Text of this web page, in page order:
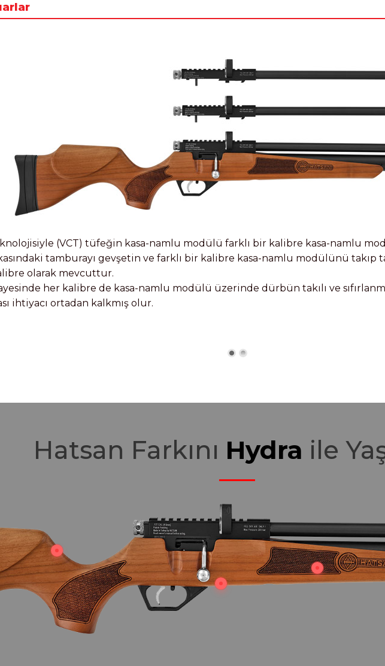
(VCT) tüfeğin kasa-namlu modülü farklı bir kalibre kasa-namlu
tamburayı gevşetin ve farklı bir kalibre kasa-namlu modülünü takıp
olarak mevcuttur.
her kalibre de kasa-namlu modülü üzerinde dürbün takılı ve
ihtiyacı ortadan kalkmış olur.
Hatsan Farkını Hydra ile